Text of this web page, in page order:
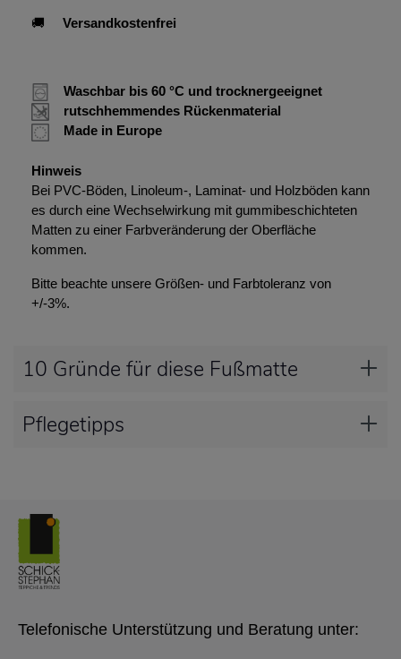
🚚 Versandkostenfrei
Waschbar bis 60 °C und trocknergeeignet
rutschhemmendes Rückenmaterial
Made in Europe
Hinweis
Bei PVC-Böden, Linoleum-, Laminat- und Holzböden kann
es durch eine Wechselwirkung mit gummibeschichteten
Matten zu einer Farbveränderung der Oberfläche
kommen.
Bitte beachte unsere Größen- und Farbtoleranz von
+/-3%.
10 Gründe für diese Fußmatte
Pflegetipps
Telefonische Unterstützung und Beratung unter: